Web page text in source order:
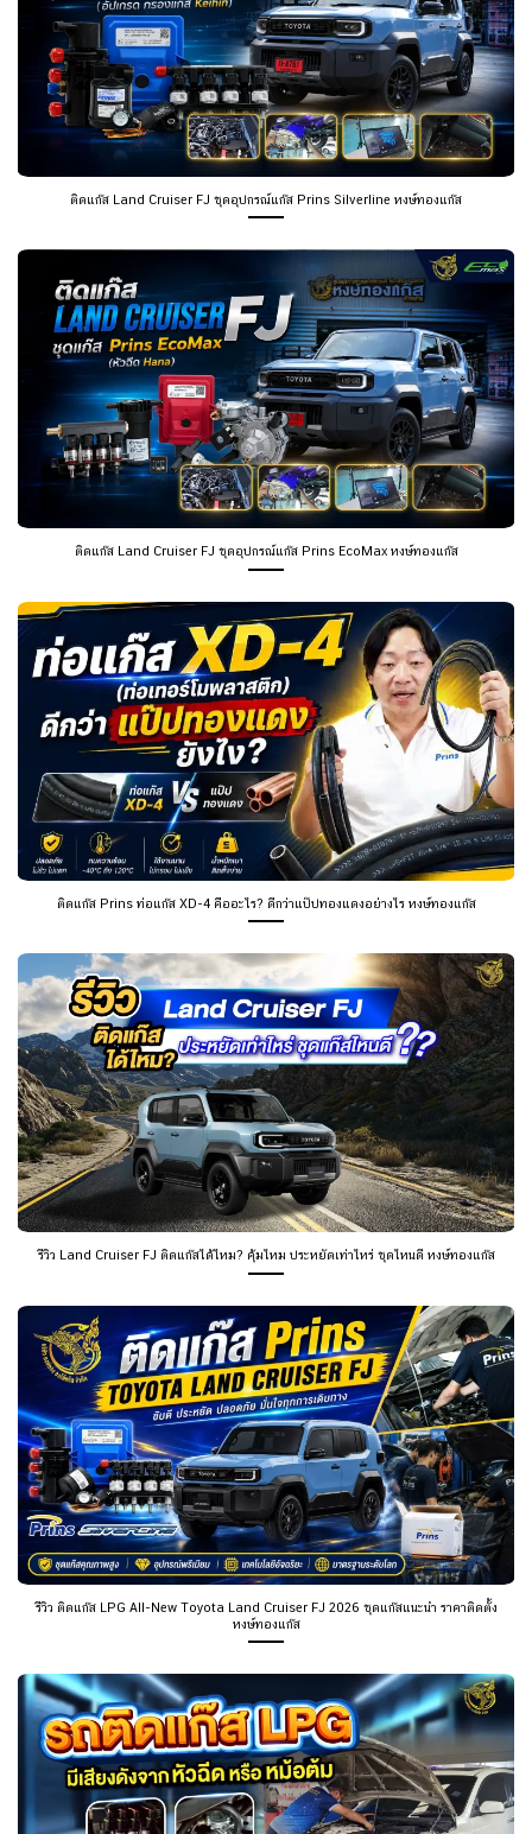
ติดแก๊ส Land Cruiser FJ ชุดอุปกรณ์แก๊ส Prins Silverline หงษ์ทองแก๊ส
ติดแก๊ส Land Cruiser FJ ชุดอุปกรณ์แก๊ส Prins EcoMax หงษ์ทองแก๊ส
ติดแก๊ส Prins ท่อแก๊ส XD-4 คืออะไร? ดีกว่าแป๊ปทองแดงอย่างไร หงษ์ทองแก๊ส
รีวิว Land Cruiser FJ ติดแก๊สได้ไหม? คุ้มไหม ประหยัดเท่าไหร่ ชุดไหนดี หงษ์ทองแก๊ส
รีวิว ติดแก๊ส LPG All-New Toyota Land Cruiser FJ 2026 ชุดแก๊สแนะนำ ราคาติดตั้ง
หงษ์ทองแก๊ส